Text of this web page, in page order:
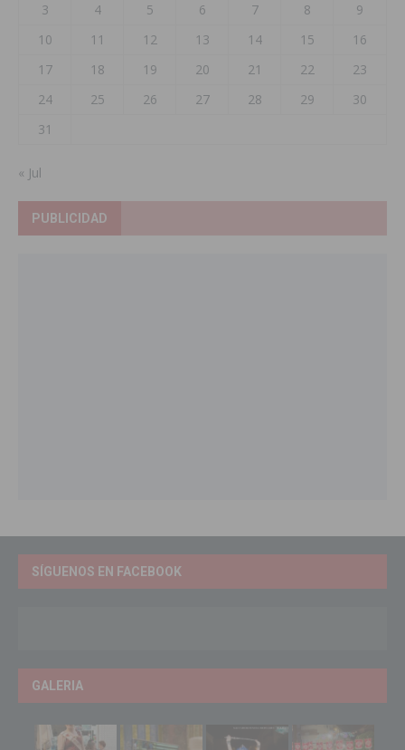
3
4 5 6 7 8
9
10
11 12 13 14 15
16
17
18 19 20 21 22
23
24
25 26 27 28 29
30
31
« Jul
PUBLICIDAD
SÍGUENOS EN FACEBOOK
GALERIA